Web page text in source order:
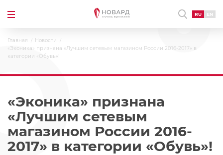
RU EN
Главная
Новости
«Эконика» признана «Лучшим сетевым магазином России 2016-2017» в
категории «Обувь»!
«Эконика» признана
«Лучшим сетевым
магазином России 2016-
2017» в категории «Обувь»!